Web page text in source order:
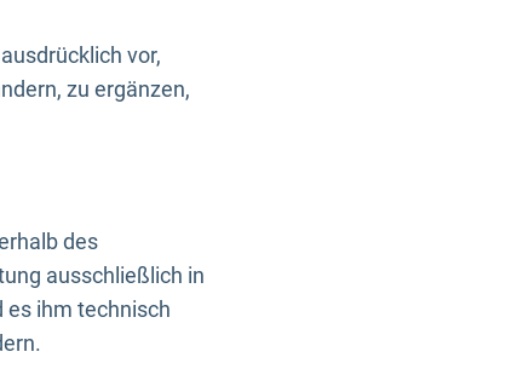
vor,
zu ergänzen,
des
ausschließlich in
es ihm technisch